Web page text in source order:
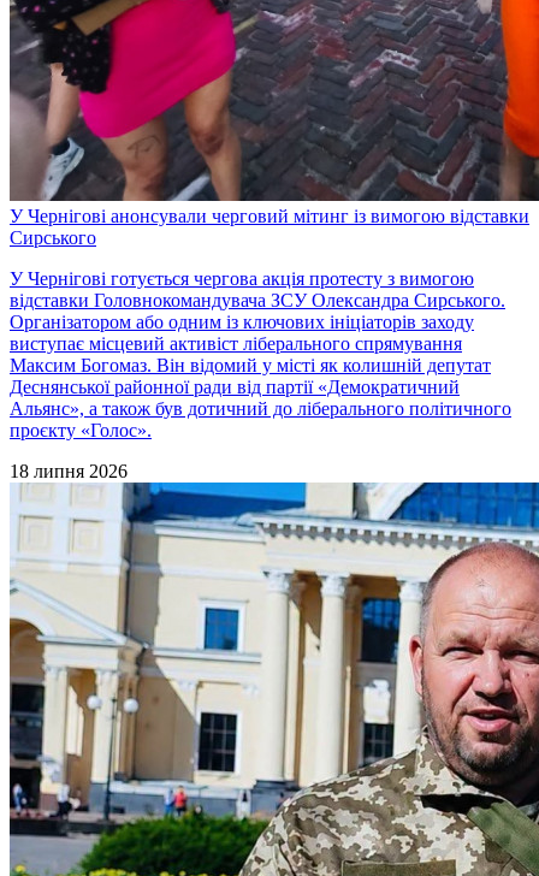
У Чернігові анонсували черговий мітинг із вимогою відставки
Сирського
У Чернігові готується чергова акція протесту з вимогою
відставки Головнокомандувача ЗСУ Олександра Сирського.
Організатором або одним із ключових ініціаторів заходу
виступає місцевий активіст ліберального спрямування
Максим Богомаз. Він відомий у місті як колишній депутат
Деснянської районної ради від партії «Демократичний
Альянс», а також був дотичний до ліберального політичного
проєкту «Голос».
18 липня 2026